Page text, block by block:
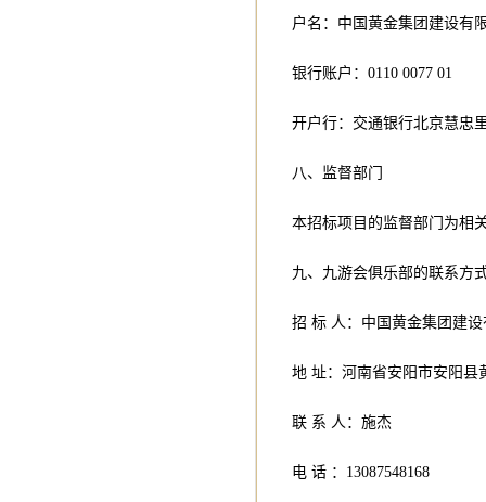
户名：中国黄金集团建设有
银行账户：0110 0077 01
开户行：交通银行北京慧忠
八、监督部门
本招标项目的监督部门为相
九、九游会俱乐部的联系方
招 标 人：中国黄金集团建
地 址：河南省安阳市
联 系 人：
电 话 ：